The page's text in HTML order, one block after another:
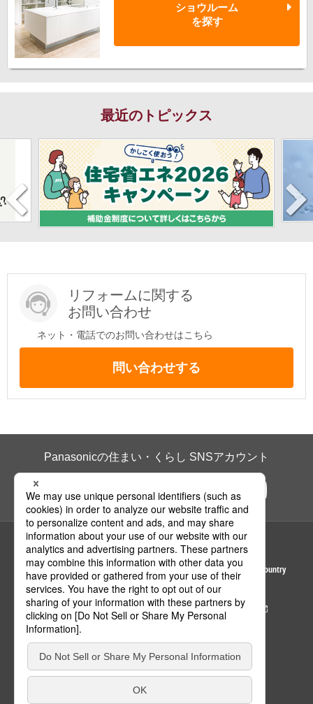
ショウルーム
を探す
最近のトピックス
リフォームに関する
お問い合わせ
ネット・電話でのお問い合わせはこちら
問い合わせする
Panasonicの住まい・くらし SNSアカウント
ページの先頭へ
Area / Country
© Panasonic Housing Solutions Co., Ltd.
サイトのご利用にあたって
クッキーポリシー
個人情報保護方針
パナソニック ホールディングス